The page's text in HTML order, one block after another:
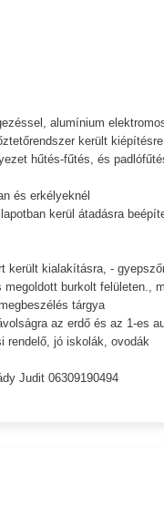
alumínium
került kiépítésre
hűtés-fűtés, és
és erkélyeknél
kerül átadásra
került kialakításra, -
burkolt felületen.,
tárgya
az erdő és az 1-es
rendelő, jó iskolák, ovodák
Judit 06309190494